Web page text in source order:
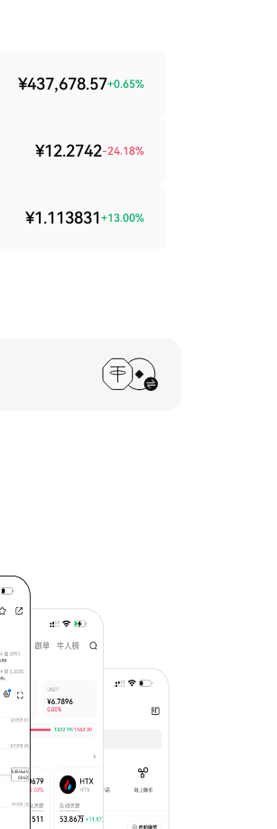
¥437,678.57+0.65%
¥12.2742-24.18%
¥1.113831 +13.00%